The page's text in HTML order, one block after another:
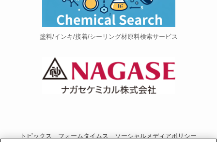
塗料/インキ/接着/シーリング材原料検索サービス
トピックス フォームタイムス
ソーシャルメディアポリシー